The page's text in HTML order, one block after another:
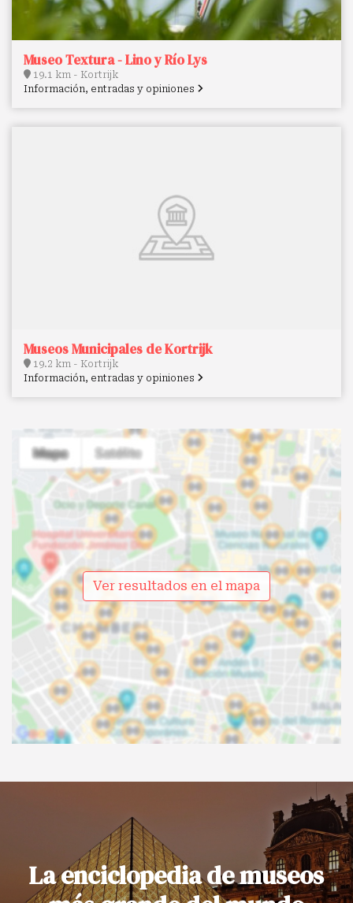
Museo Textura - Lino y Río Lys
19.1 km - Kortrijk
Información, entradas y opiniones
Museos Municipales de Kortrijk
19.2 km - Kortrijk
Información, entradas y opiniones
Ver resultados en el mapa
La enciclopedia de museos